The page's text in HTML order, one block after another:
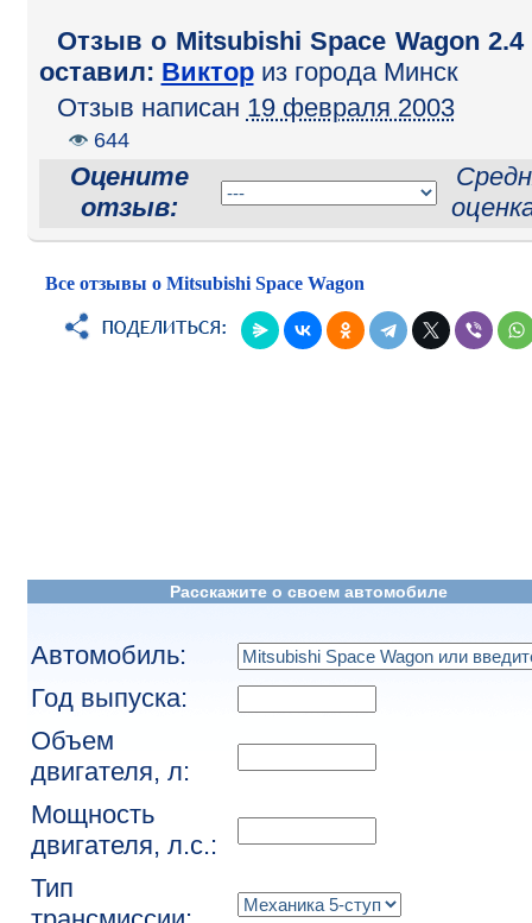
Отзыв o Mitsubishi Space Wagon 2.4
оставил: Викториз города Минск
Отзыв написан 19 февраля 2003
644
Оцените
отзыв:
Все отзывы о Mitsubishi Space Wagon
Расскажите о своем автомобиле
Автомобиль:
Год выпуска:
Объем
двигателя, л:
Мощность
двигателя, л.с.:
Тип